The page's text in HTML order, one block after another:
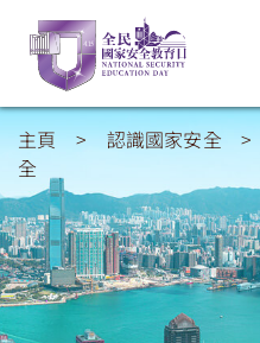
主頁 > 認識國家安全 >
全